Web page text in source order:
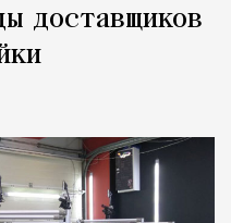
доставщиков